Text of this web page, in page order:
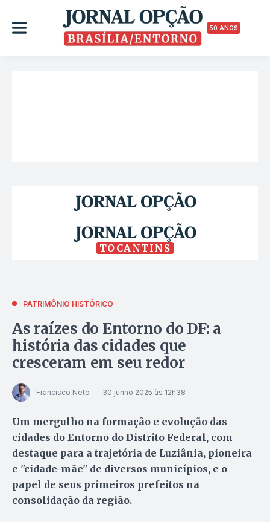
50 ANOS
TOCANTINS
PATRIMÔNIO HISTÓRICO
As raízes do Entorno do DF: a
história das cidades que
cresceram em seu redor
Francisco Neto 30 junho 2025 às 12h38
Um mergulho na formação e evolução das
cidades do Entorno do Distrito Federal, com
destaque para a trajetória de Luziânia, pioneira
e "cidade-mãe" de diversos municípios, e o
papel de seus primeiros prefeitos na
consolidação da região.